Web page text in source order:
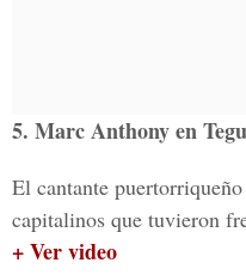
5. Marc Anthony en
El cantante
capitalinos que tuvieron
+ Ver video